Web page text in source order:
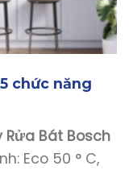
chức năng
Rửa Bát Bosch
Eco 50 ° C,